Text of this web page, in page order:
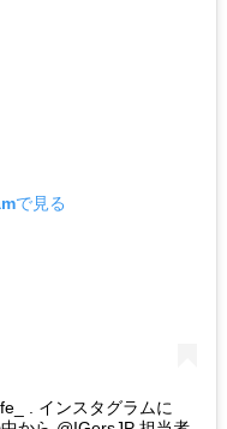
で見る
. インスタグラムに